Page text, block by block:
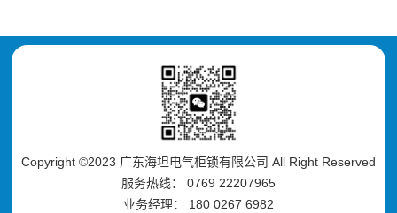
Copyright ©2023 广东海坦电气柜锁有限公司 All Right Reserved
服务热线： 0769 22207965
业务经理： 180 0267 6982